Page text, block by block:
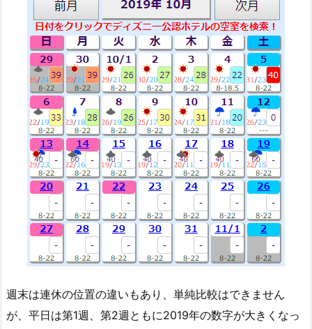
週末は連休の位置の違いもあり、単純比較はできません
が、平日は第1週、第2週ともに2019年の数字が大きくなっ